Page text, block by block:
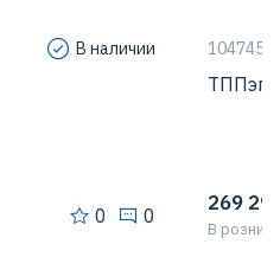
В наличии
0 0
ТППэп
269
В розницу